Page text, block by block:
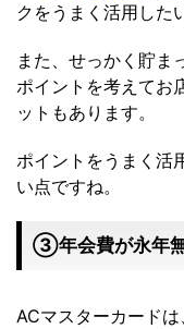
クをうまく活用した
また、せっかく貯ま
ポイントを考えてお
ットもあります。
ポイントをうまく活
い点ですね。
③年会費が永年
ACマスターカードは